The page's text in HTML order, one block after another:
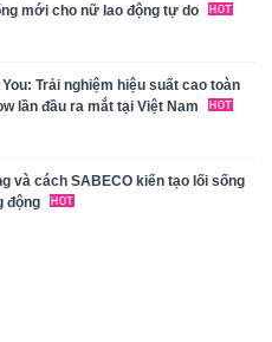
mới cho nữ lao động tự do
Trải nghiệm hiệu suất cao toàn
lần đầu ra mắt tại Việt Nam
và cách SABECO kiến tạo lối sống
động